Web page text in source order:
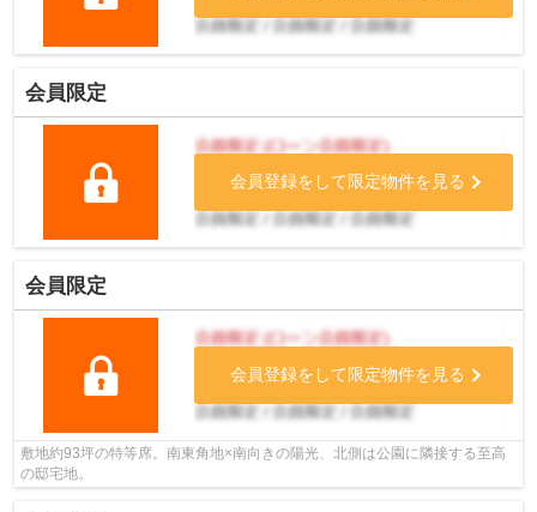
会員限定
会員登録をして限定物件を見る
会員限定
会員登録をして限定物件を見る
敷地約93坪の特等席。南東角地×南向きの陽光、北側は公園に隣接する至高
の邸宅地。